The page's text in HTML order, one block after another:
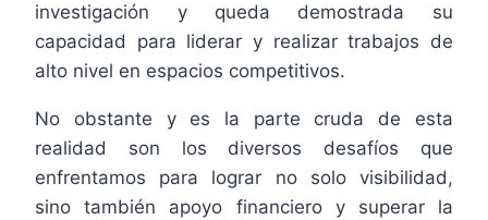
investigación y queda demostrada su
capacidad para liderar y realizar trabajos de
alto nivel en espacios competitivos.
No obstante y es la parte cruda de esta
realidad son los diversos desafíos que
enfrentamos para lograr no solo visibilidad,
sino también apoyo financiero y superar la